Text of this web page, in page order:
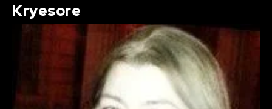
Kryesore